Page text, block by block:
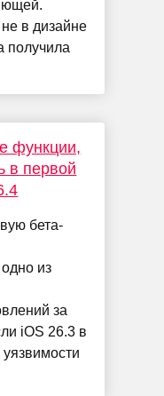
в дизайне
получила
функции,
в первой
бета-
из
за
iOS 26.3 в